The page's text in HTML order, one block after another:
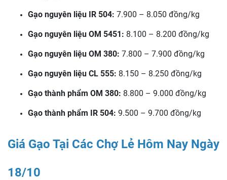
Gạo nguyên liệu IR 504: 7.900 – 8.050 đồng/kg
Gạo nguyên liệu OM 5451: 8.100 – 8.200 đồng/kg
Gạo nguyên liệu OM 380: 7.800 – 7.900 đồng/kg
Gạo nguyên liệu CL 555: 8.150 – 8.250 đồng/kg
Gạo thành phẩm OM 380: 8.800 – 9.000 đồng/kg
Gạo thành phẩm IR 504: 9.500 – 9.700 đồng/kg
Giá Gạo Tại Các Chợ Lẻ Hôm Nay Ngày
18/10